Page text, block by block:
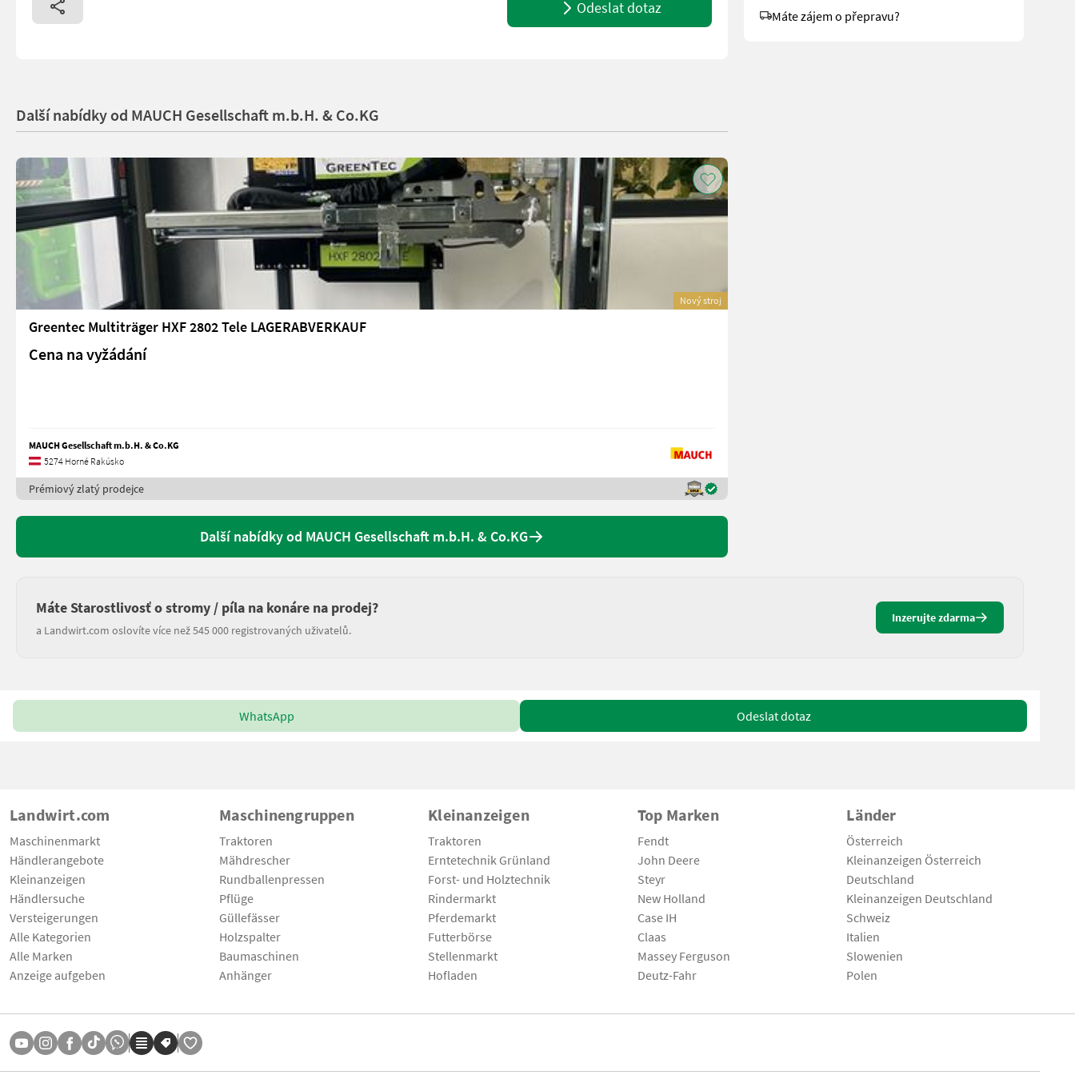
Odeslat dotaz
Máte zájem o přepravu?
Další nabídky od MAUCH Gesellschaft m.b.H. & Co.KG
Nový stroj
Greentec Multiträger HXF 2802 Tele LAGERABVERKAUF
Cena na vyžádání
MAUCH Gesellschaft m.b.H. & Co.KG
5274 Horné Rakúsko
Prémiový zlatý prodejce
Další nabídky od MAUCH Gesellschaft m.b.H. & Co.KG
Máte Starostlivosť o stromy / píla na konáre na prodej?
a Landwirt.com oslovíte více než 545 000 registrovaných uživatelů.
Inzerujte zdarma
WhatsApp Odeslat dotaz
Landwirt.com
Maschinenmarkt
Händlerangebote
Kleinanzeigen
Händlersuche
Versteigerungen
Alle Kategorien
Alle Marken
Anzeige aufgeben
Maschinengruppen
Traktoren
Mähdrescher
Rundballenpressen
Pflüge
Güllefässer
Holzspalter
Baumaschinen
Anhänger
Kleinanzeigen
Traktoren
Erntetechnik Grünland
Forst- und Holztechnik
Rindermarkt
Pferdemarkt
Futterbörse
Stellenmarkt
Hofladen
Top Marken
Fendt
John Deere
Steyr
New Holland
Case IH
Claas
Massey Ferguson
Deutz-Fahr
Länder
Österreich
Kleinanzeigen Österreich
Deutschland
Kleinanzeigen Deutschland
Schweiz
Italien
Slowenien
Polen